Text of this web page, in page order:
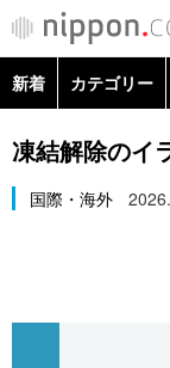
新着 カテゴリー
政治・外交
経済・ビジネス
社会
凍結解除のイ
国際・海外